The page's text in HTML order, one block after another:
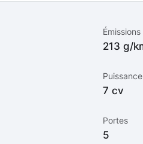
213 g/
7 cv
Portes
5